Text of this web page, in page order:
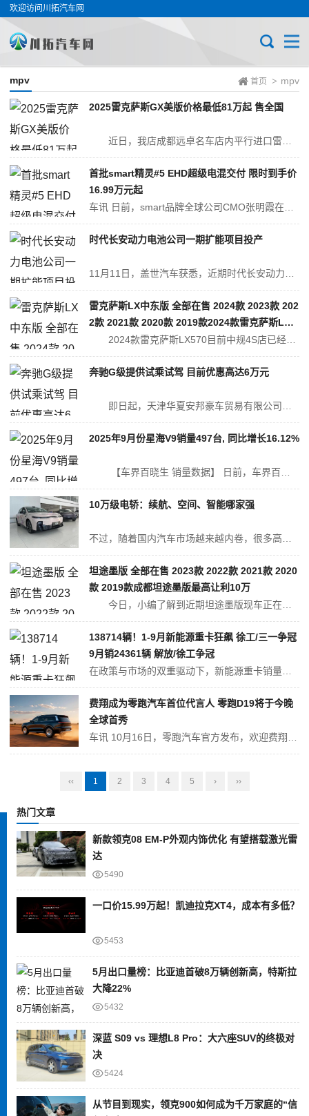
欢迎访问川拓汽车网
首页 > mpv
mpv
2025雷克萨斯GX美版价格最低81万起 售全国
首批smart精灵#5 EHD超级电混交付 限时到手价
16.99万元起
时代长安动力电池公司一期扩能项目投产
雷克萨斯LX中东版 全部在售 2024款 2023款 202
2款 2021款 2020款 2019款2024款雷克萨斯LX5
70国六钜惠跌破170万起 售全国
奔驰G级提供试乘试驾 目前优惠高达6万元
2025年9月份星海V9销量497台, 同比增长16.12%
10万级电轿：续航、空间、智能哪家强
坦途墨版 全部在售 2023款 2022款 2021款 2020
款 2019款成都坦途墨版最高让利10万
138714辆！1-9月新能源重卡狂飙 徐工/三一争冠
9月销24361辆 解放/徐工争冠
费翔成为零跑汽车首位代言人 零跑D19将于今晚
全球首秀
‹‹ 1 2 3 4 5 › ››
热门文章
新款领克08 EM-P外观内饰优化 有望搭载激光雷
达
5490
一口价15.99万起！凯迪拉克XT4，成本有多低？
5453
5月出口量榜：比亚迪首破8万辆创新高，特斯拉
大降22%
5432
深蓝 S09 vs 理想L8 Pro：大六座SUV的终极对
决
5424
从节目到现实，领克900如何成为千万家庭的“信